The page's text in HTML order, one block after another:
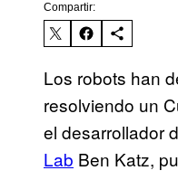
Compartir:
Los robots han
resolviendo un
el desarrollador
Lab Ben Katz,